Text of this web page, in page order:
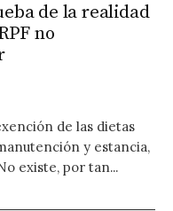
de la realidad
no
de las dietas
y estancia,
existe, por tan...